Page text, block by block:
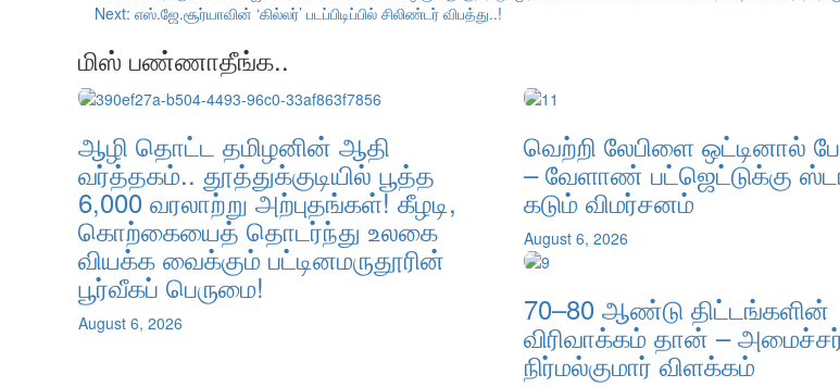
Next: எஸ்.ஜே.சூர்யாவின் ‘கில்லர்’ படப்பிடிப்பில் சிலிண்டர் விபத்து..!
மிஸ் பண்ணாதீங்க..
ஆழி தொட்ட தமிழனின் ஆதி
வர்த்தகம்.. தூத்துக்குடியில் பூத்த
6,000 வரலாற்று அற்புதங்கள்! கீழடி,
கொற்கையைத் தொடர்ந்து உலகை
வியக்க வைக்கும் பட்டினமருதூரின்
பூர்வீகப் பெருமை!
August 6, 2026
வெற்றி லேபிளை ஒட்டினால்
– வேளாண் பட்ஜெட்டுக்கு
கடும் விமர்சனம்
August 6, 2026
70–80 ஆண்டு திட்டங்களின்
விரிவாக்கம் தான் –
நிர்மல்குமார் விளக்கம்